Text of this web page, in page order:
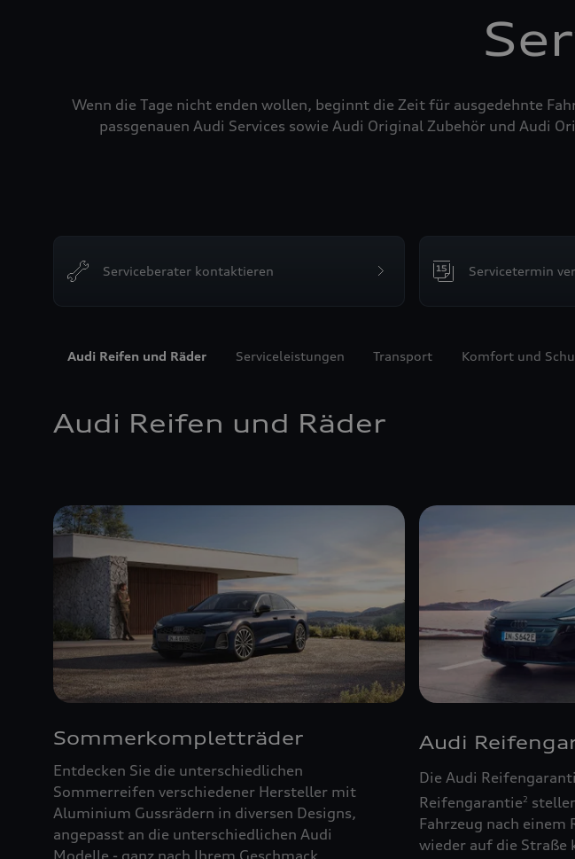
Wenn die Tage nicht enden wollen, beginnt die Zeit für ausgedehnte
passgenauen Audi Services sowie Audi Original Zubehör und Audi
Serviceberater kontaktieren Servicetermin
Audi Reifen und Räder Serviceleistungen Transport Komfort und
Audi Reifen und Räder
Sommerkompletträder
Entdecken Sie die unterschiedlichen
Sommerreifen verschiedener Hersteller mit
Aluminium Gussrädern in diversen Designs,
angepasst an die unterschiedlichen Audi
Audi
Die Audi
Reifengarantie2
Fahrzeug nach einem
wieder auf die Straße